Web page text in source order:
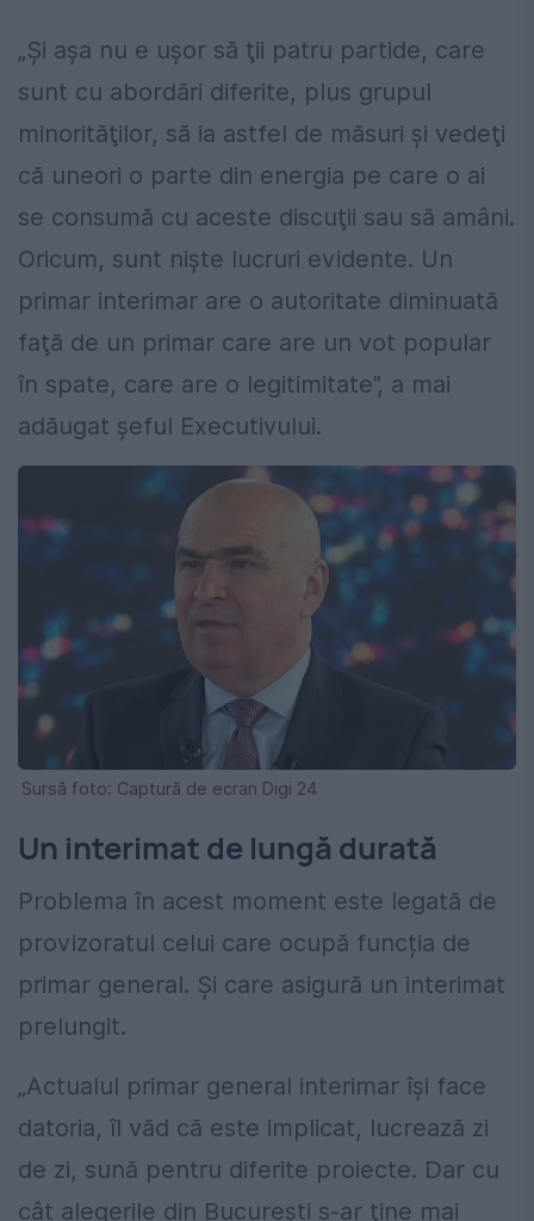
„Şi aşa nu e uşor să ţii patru partide, care
sunt cu abordări diferite, plus grupul
minorităţilor, să ia astfel de măsuri şi vedeţi
că uneori o parte din energia pe care o ai
se consumă cu aceste discuţii sau să amâni.
Oricum, sunt nişte lucruri evidente. Un
primar interimar are o autoritate diminuată
faţă de un primar care are un vot popular
în spate, care are o legitimitate”, a mai
adăugat șeful Executivului.
Sursă foto: Captură de ecran Digi 24
Un interimat de lungă durată
Problema în acest moment este legată de
provizoratul celui care ocupă funcția de
primar general. Și care asigură un interimat
prelungit.
„Actualul primar general interimar îşi face
datoria, îl văd că este implicat, lucrează zi
de zi, sună pentru diferite proiecte. Dar cu
cât alegerile din Bucureşti s-ar ţine mai